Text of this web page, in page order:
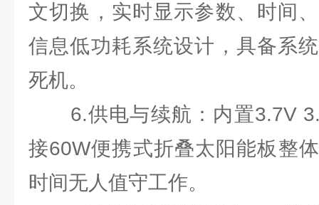
文切换，实时显示参数、时间
信息低功耗系统设计，具备系
死机。
6.供电与续航：内置3.7V
接60W便携式折叠太阳能板整
时间无人值守工作。